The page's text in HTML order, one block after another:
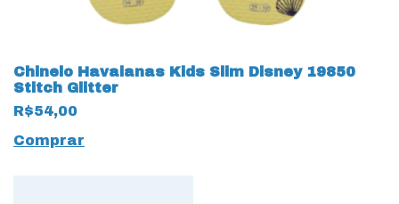
Chinelo Havaianas Kids Slim Disney 19850
Stitch Glitter
R$54,00
Comprar